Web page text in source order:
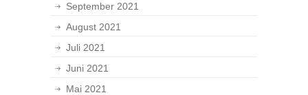
September 2021
August 2021
Juli 2021
Juni 2021
Mai 2021